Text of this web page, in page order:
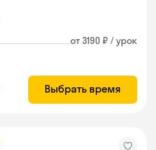
от 3190 ₽ / урок
Выбрать время